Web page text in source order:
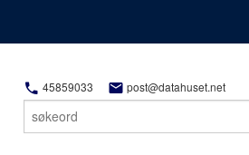
45859033 post@datahuset.net